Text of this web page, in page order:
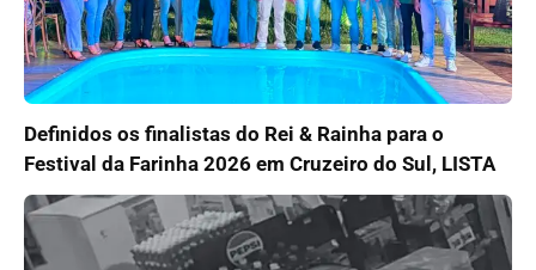
Definidos os finalistas do Rei & Rainha para o
Festival da Farinha 2026 em Cruzeiro do Sul, LISTA